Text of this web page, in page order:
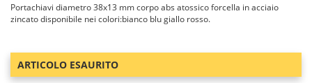
Portachiavi diametro 38x13 mm corpo abs atossico forcella in acciaio
zincato disponibile nei colori:bianco blu giallo rosso.
ARTICOLO ESAURITO